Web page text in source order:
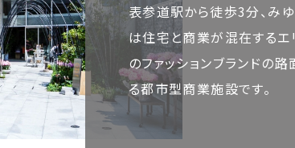
表参道駅から徒歩3分、み
は住宅と商業が混在するエ
のファッションブランドの
る都市型商業施設です。